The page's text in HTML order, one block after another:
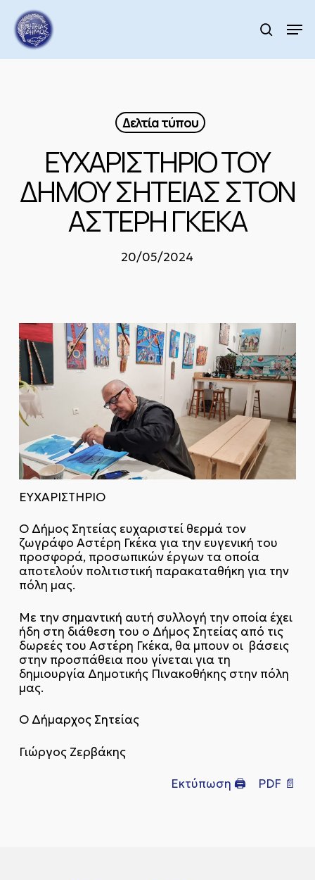
main
content
search
Δελτία τύπου
ΕΥΧΑΡΙΣΤΗΡΙΟ ΤΟΥ
ΔΗΜΟΥ ΣΗΤΕΙΑΣ ΣΤΟΝ
ΑΣΤΕΡΗ ΓΚΕΚΑ
20/05/2024
ΕΥΧΑΡΙΣΤΗΡΙΟ
Ο Δήμος Σητείας ευχαριστεί θερμά τον
ζωγράφο Αστέρη Γκέκα για την ευγενική του
προσφορά, προσωπικών έργων τα οποία
αποτελούν πολιτιστική παρακαταθήκη για την
πόλη μας.
Με την σημαντική αυτή συλλογή την οποία έχει
ήδη στη διάθεση του ο Δήμος Σητείας από τις
δωρεές του Αστέρη Γκέκα, θα μπουν οι βάσεις
στην προσπάθεια που γίνεται για τη
δημιουργία Δημοτικής Πινακοθήκης στην πόλη
μας.
Ο Δήμαρχος Σητείας
Γιώργος Ζερβάκης
Εκτύπωση 🖨 PDF 📄
Menu